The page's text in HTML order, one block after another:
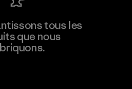
tous les
que nous